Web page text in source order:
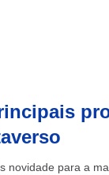
novidade para a